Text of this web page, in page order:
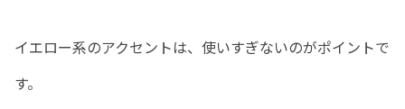
イエロー系のアクセントは、使いすぎないのがポイントで
す。